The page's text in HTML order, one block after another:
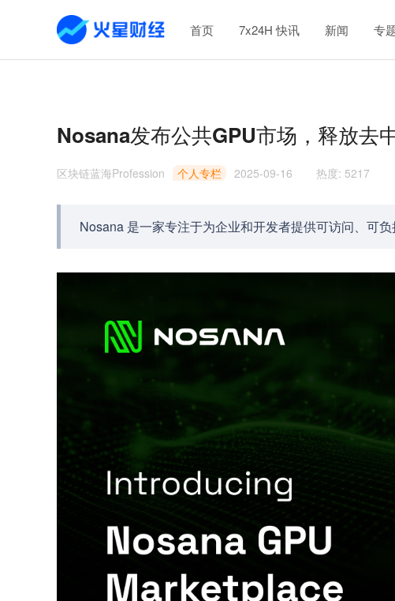
首页 7x24H 快讯 新闻 专
Nosana发布公共GPU市场，释放去
区块链蓝海Profession 个人专栏 2025-09-16 热度: 5217
Nosana 是一家专注于为企业和开发者提供可访问、可负